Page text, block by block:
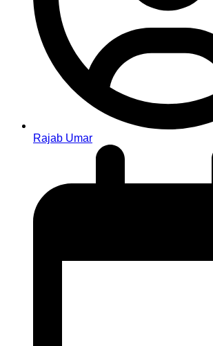
Rajab Umar